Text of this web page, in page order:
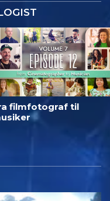
filmfotograf til